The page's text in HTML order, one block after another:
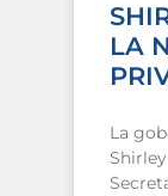
LA
La